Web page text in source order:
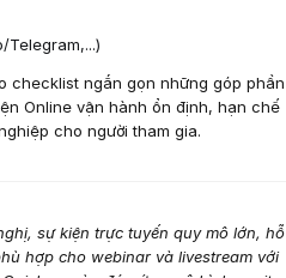
checklist ngắn gọn những góp phần
Online vận hành ổn định, hạn chế
cho người tham gia.
sự kiện trực tuyến quy mô lớn, hỗ
hợp cho webinar và livestream với